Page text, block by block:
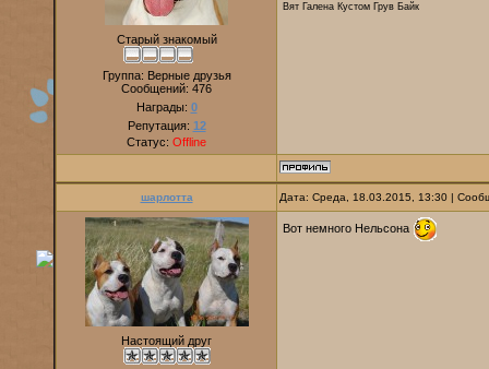
Старый знакомый
Группа: Верные друзья
Сообщений: 476
Награды: 0
Репутация: 12
Статус: Offline
Вят Галена Кустом Грув Байк
шарлотта Дата: Среда, 18.03.2015, 13:30 |
Настоящий друг
Вот немного Нельсона